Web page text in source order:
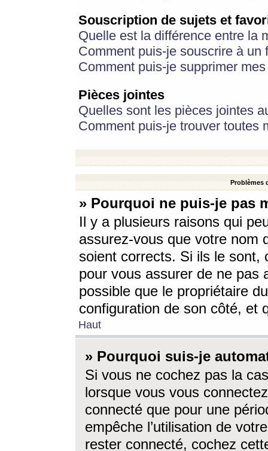
Souscription de sujets et
Quelle est la différence entre la
Comment puis-je souscrire à
Comment puis-je supprimer
Pièces jointes
Quelles sont les pièces jointes
Comment puis-je trouver toutes
Problèmes
» Pourquoi ne puis-je pas
Il y a plusieurs raisons qui
assurez-vous que votre nom
soient corrects. Si ils le sont,
pour vous assurer de ne pas
possible que le propriétaire
configuration de son côté, et
Haut
» Pourquoi suis-je
Si vous ne cochez pas la
lorsque vous vous
connecté que pour une
empêche l’utilisation de
rester connecté, cochez